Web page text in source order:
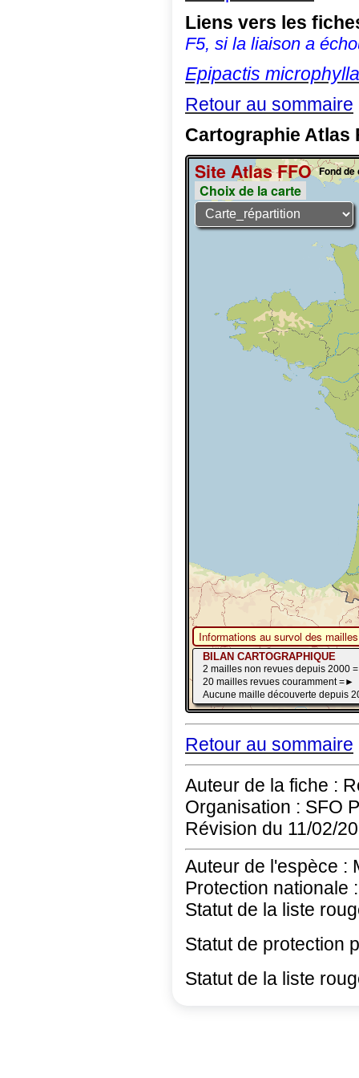
Liens vers les
F5, si la liaison a
Epipactis microphylla
Retour au sommaire
Cartographie Atlas
Retour au sommaire
Auteur de la fiche :
Organisation : SFO
Révision du 11/02/
Auteur de l'espèce :
Protection nationale :
Statut de la liste
Statut de protection
Statut de la liste